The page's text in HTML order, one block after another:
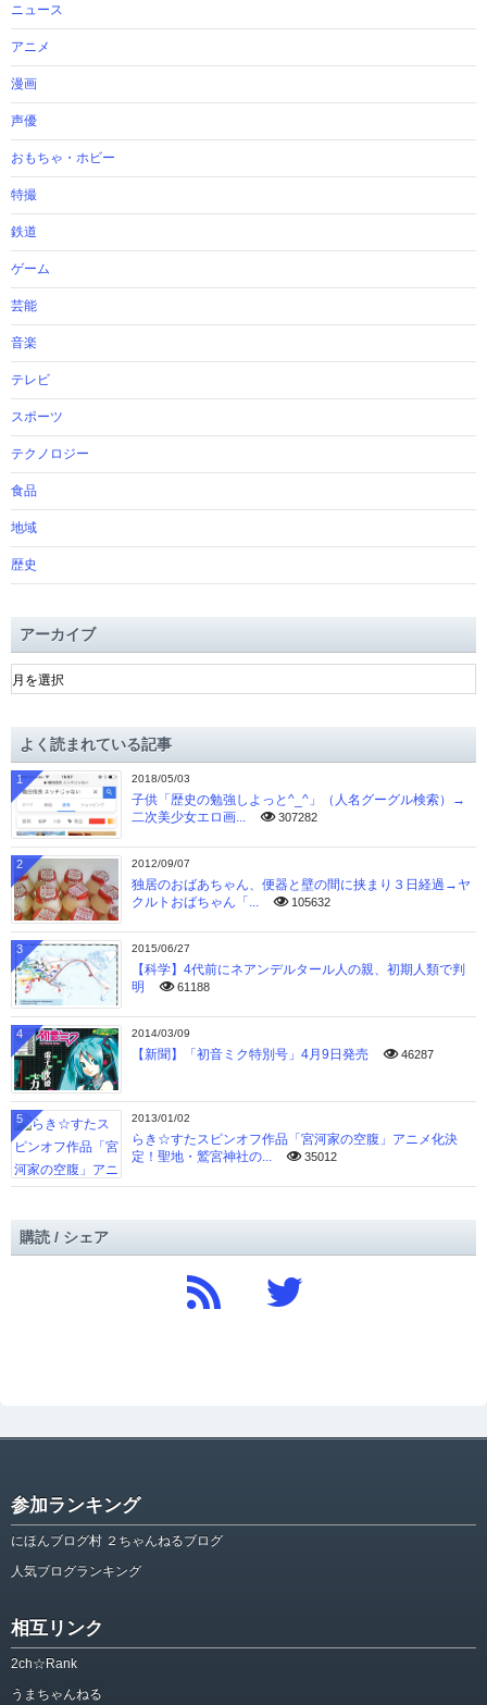
ニュース
アニメ
漫画
声優
おもちゃ・ホビー
特撮
鉄道
ゲーム
芸能
音楽
テレビ
スポーツ
テクノロジー
食品
地域
歴史
アーカイブ
ア
ー
ブよく読まれている記事
2018/05/03
子供「歴史の勉強しよっと^_^」（人名グーグル検索）→
二次美少女エロ画...
307282
1
2012/09/07
独居のおばあちゃん、便器と壁の間に挟まり３日経過→ヤ
クルトおばちゃん「...
105632
2
2015/06/27
【科学】4代前にネアンデルタール人の親、初期人類で判
明
61188
3
2014/03/09
【新聞】「初音ミク特別号」4月9日発売 46287
4
2013/01/02
らき☆すたスピンオフ作品「宮河家の空腹」アニメ化決
定！聖地・鷲宮神社の...
35012
5
購読 / シェア
参加ランキング
にほんブログ村 ２ちゃんねるブログ
人気ブログランキング
相互リンク
2ch☆Rank
うまちゃんねる